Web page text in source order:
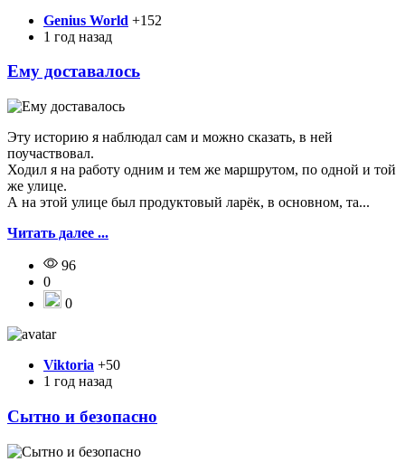
Genius World +152
1 год назад
Ему доставалось
Эту историю я наблюдал сам и можно сказать, в ней
поучаствовал.
Ходил я на работу одним и тем же маршрутом, по одной и той
же улице.
А на этой улице был продуктовый ларёк, в основном, та...
Читать далее ...
96
0
0
Viktoria +50
1 год назад
Сытно и безопасно